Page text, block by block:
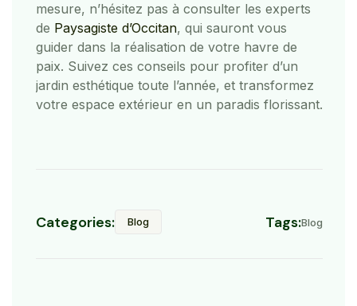
mesure, n’hésitez pas à consulter les experts
de Paysagiste d’Occitan, qui sauront vous
guider dans la réalisation de votre havre de
paix. Suivez ces conseils pour profiter d’un
jardin esthétique toute l’année, et transformez
votre espace extérieur en un paradis florissant.
Categories: Blog Tags:Blog